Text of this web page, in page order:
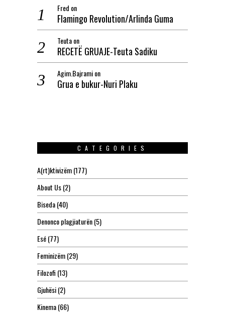
Fred on
Flamingo Revolution/Arlinda Guma
Teutaon
RECETË GRUAJE-Teuta Sadiku
Agim.Bajramion
Grua e bukur-Nuri Plaku
CATEGORIES
A(rt)ktivizëm(177)
About Us(2)
Biseda(40)
Denonco plagjiaturën(5)
Esé(77)
Feminizëm(29)
Filozofi (13)
Gjuhësi(2)
Kinema(66)